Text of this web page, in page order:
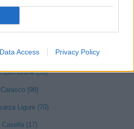
Data Access Privacy Policy
Ligure (48)
(53)
Carasco (98)
Ligure (70)
Casella (17)